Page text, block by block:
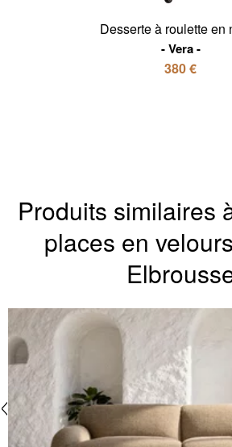
Desserte à roulette en
Vera
380 €
Produits similaires
places en